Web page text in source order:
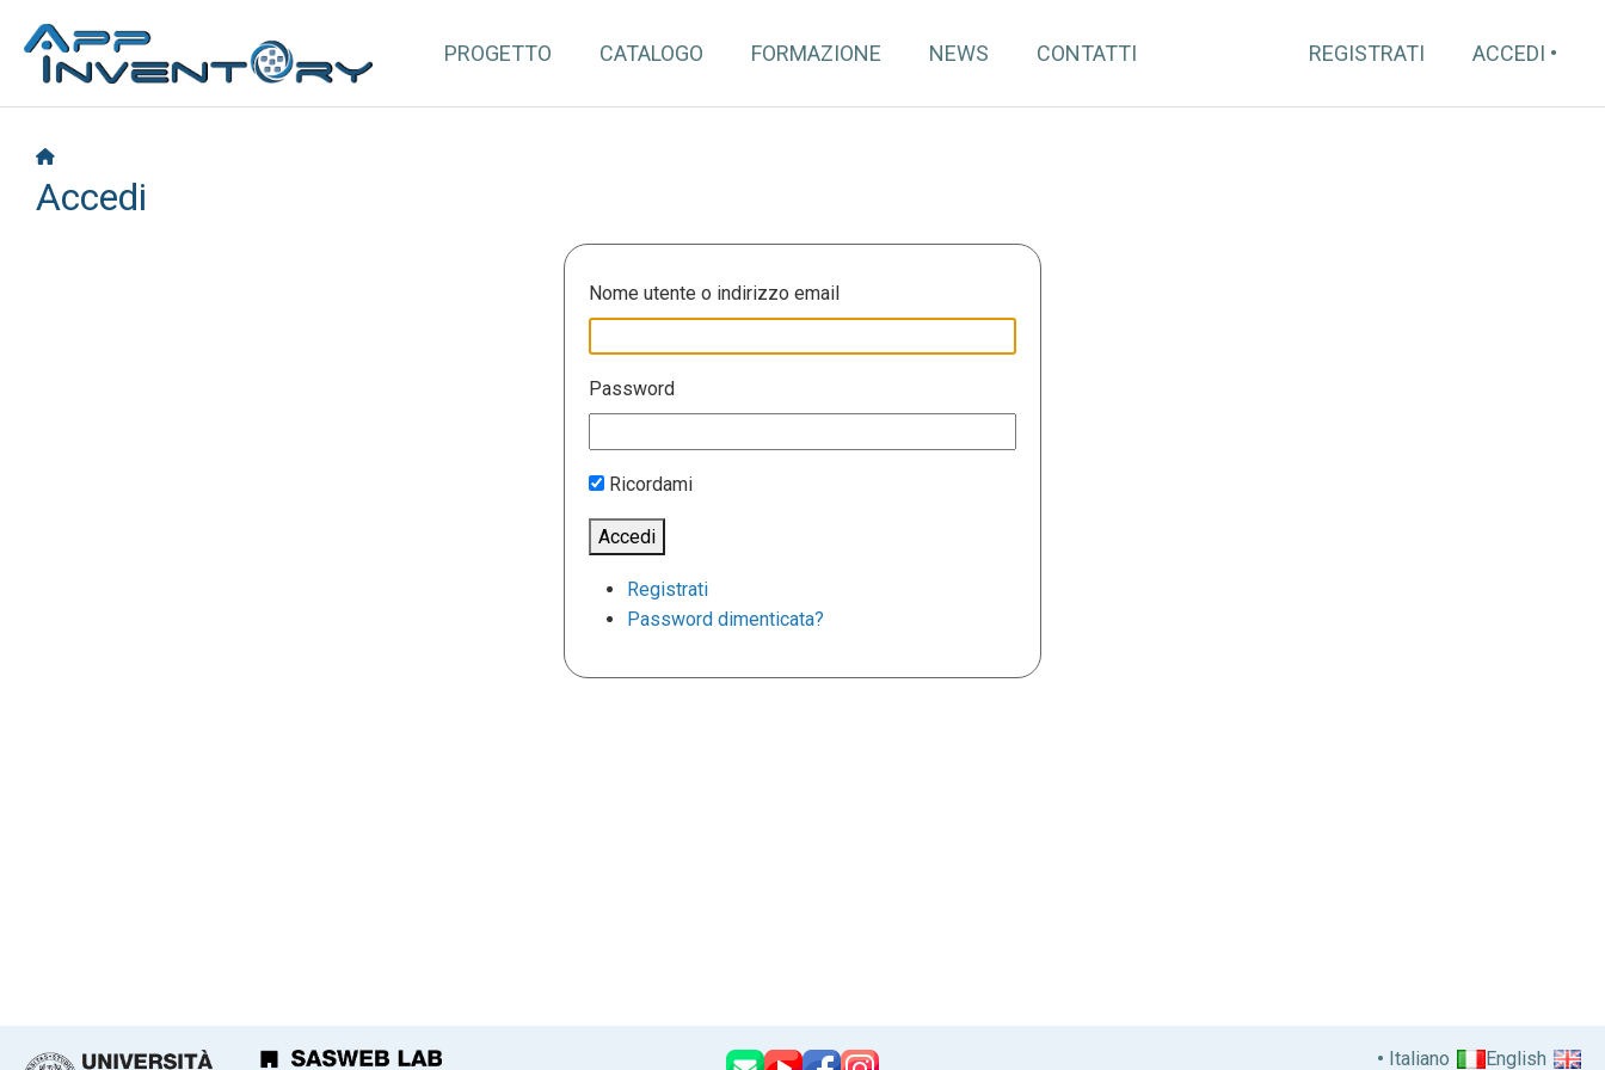
PROGETTO CATALOGO FORMAZIONE NEWS CONTATTI REGISTRATI ACCEDI
Accedi
Nome utente o indirizzo email
Password
Ricordami
Accedi
Registrati
Password dimenticata?
Italiano English